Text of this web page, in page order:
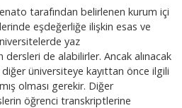
tarafından belirlenen kurum içi
eşdeğerliğe ilişkin esas ve
yaz
de alabilirler. Ancak alınacak
üniversiteye kayıttan önce ilgili
olması gerekir. Diğer
öğrenci transkriptlerine